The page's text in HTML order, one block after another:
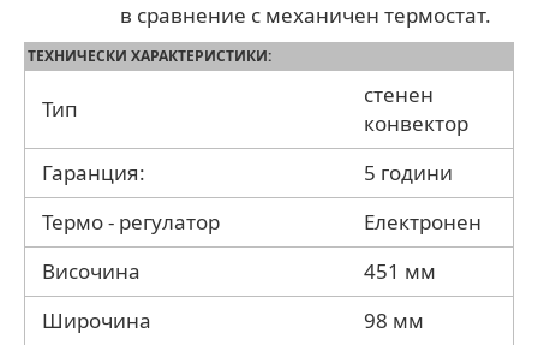
в сравнение с механичен термостат.
ТЕХНИЧЕСКИ ХАРАКТЕРИСТИКИ:
Тип
стенен
конвектор
Гаранция:
5 години
Термо - регулатор
Електронен
Височина
451 мм
Широчина
98 мм